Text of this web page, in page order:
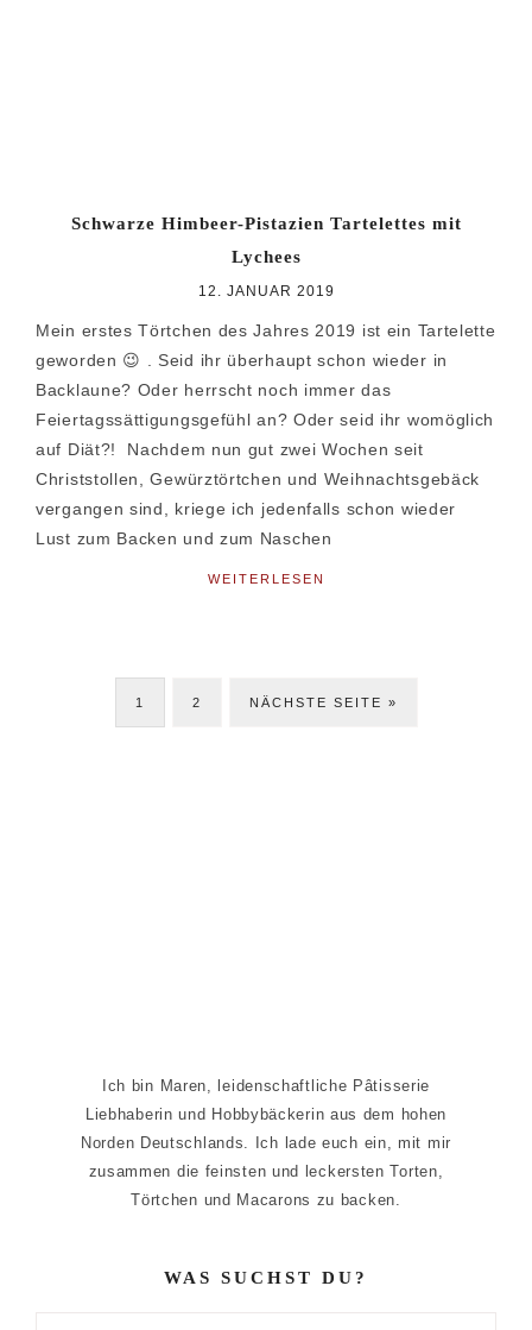
Schwarze Himbeer-Pistazien Tartelettes mit
Lychees
12. JANUAR 2019
Mein erstes Törtchen des Jahres 2019 ist ein Tartelette
geworden 😉 . Seid ihr überhaupt schon wieder in
Backlaune? Oder herrscht noch immer das
Feiertagssättigungsgefühl an? Oder seid ihr womöglich
auf Diät?! Nachdem nun gut zwei Wochen seit
Christstollen, Gewürztörtchen und Weihnachtsgebäck
vergangen sind, kriege ich jedenfalls schon wieder
Lust zum Backen und zum Naschen
WEITERLESEN
SEITE
1 SEITE
2 JETZT
NÄCHSTE SEITE »
Ich bin Maren, leidenschaftliche Pâtisserie
Liebhaberin und Hobbybäckerin aus dem hohen
Norden Deutschlands. Ich lade euch ein, mit mir
zusammen die feinsten und leckersten Torten,
Törtchen und Macarons zu backen.
WAS SUCHST DU?